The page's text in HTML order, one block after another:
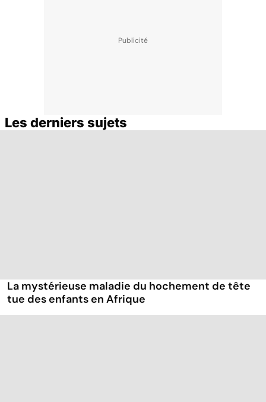
Les derniers sujets
La mystérieuse maladie du hochement de tête
tue des enfants en Afrique